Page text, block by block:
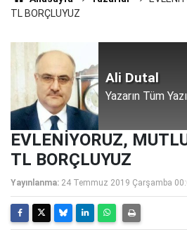
TL BORÇLUYUZ
Ali Dutal
Yazarın Tüm
EVLENİYORUZ,
TL BORÇLUYUZ
Yayınlanma: 24 Temmuz 2019 Çarşamba